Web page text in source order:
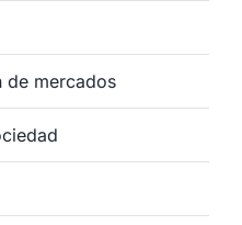
de mercados